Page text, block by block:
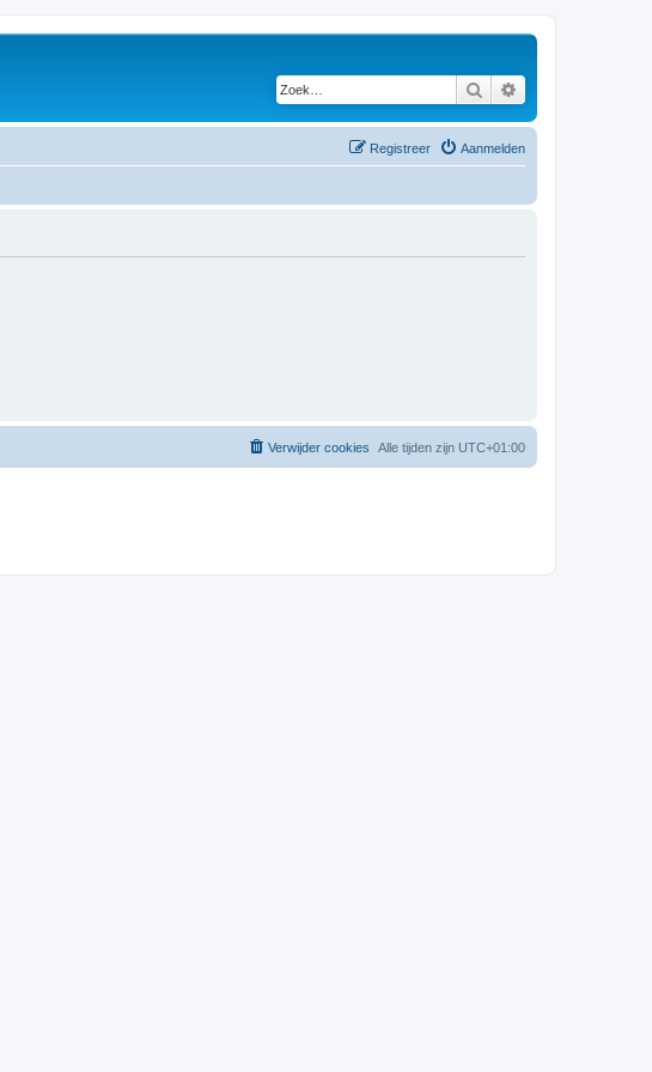
Zoek
Aanmelden
Registreer
Alle tijden zijn UTC+01:00
Verwijder cookies